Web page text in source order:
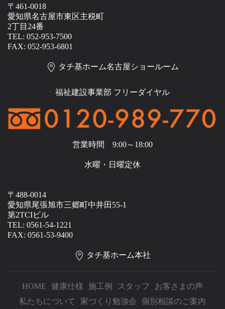
〒461-0018
愛知県名古屋市東区主税町
2丁目24番
TEL: 052-953-7500
FAX: 052-953-6801
タチ基ホーム名古屋ショールーム
福祉建設事業部 フリーダイヤル
営業時間 9:00～18:00
水曜・日曜定休
〒488-0014
愛知県尾張旭市三郷町中井田55-1
第2TCIビル
TEL: 0561-54-1221
FAX: 0561-53-9400
タチ基ホーム本社
HOME 健康仕様 施工例 スタッフ
お客さまの声
私たちについて
家づくり勉強会 個別相談のご案内